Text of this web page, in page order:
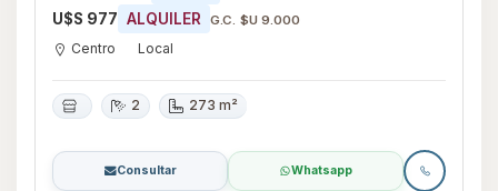
U$S 977 ALQUILER G.C. $U 9.000
Centro Local
2 273 m²
Consultar Whatsapp